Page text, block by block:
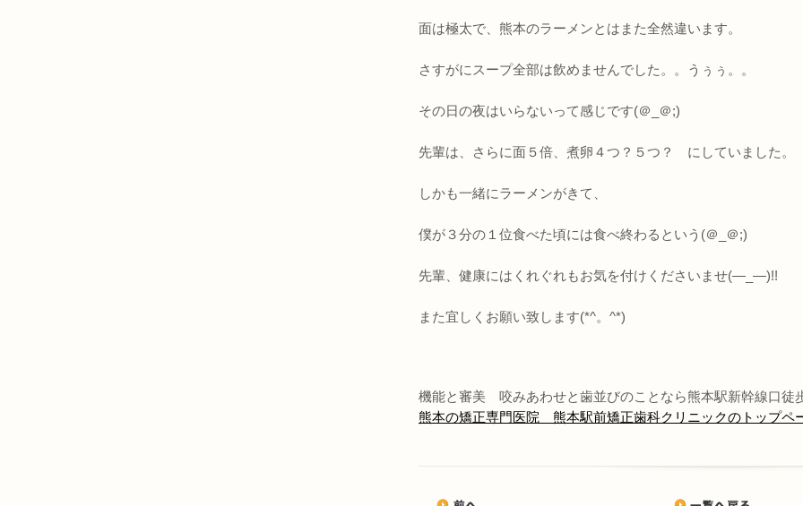
面は極太で、熊本のラーメンとはまた全然違います。
さすがにスープ全部は飲めませんでした。。うぅぅ。。
その日の夜はいらないって感じです(＠_＠;)
先輩は、さらに面５倍、煮卵４つ？５つ？ にしていました。
しかも一緒にラーメンがきて、
僕が３分の１位食べた頃には食べ終わるという(＠_＠;)
先輩、健康にはくれぐれもお気を付けくださいませ(―_―)!!
また宜しくお願い致します(*^。^*)
機能と審美 咬みあわせと歯並びのことなら熊本駅新幹線口徒
熊本の矯正専門医院 熊本駅前矯正歯科クリニックのトップペ